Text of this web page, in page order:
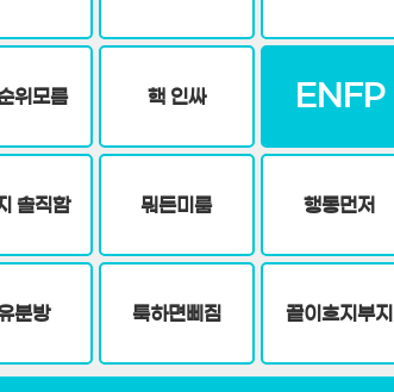
위모름 핵 인싸 ENFP
솔직함 뭐든미룸 행동먼저
분방 툭하면삐짐 끝이흐지부지